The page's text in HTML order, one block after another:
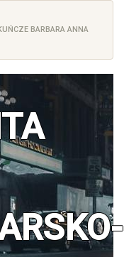
BARBARA ANNA